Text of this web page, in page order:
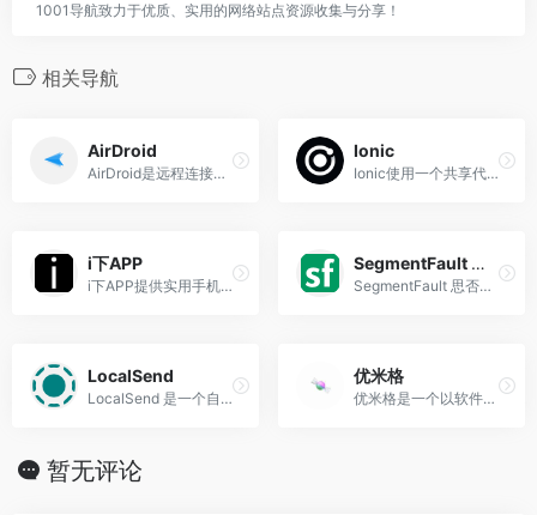
1001导航致力于优质、实用的网络站点资源收集与分享！
相关导航
AirDroid‌
AirDroid是远程连接控制软件，可随时连接管理移动设备，实现电脑完全控制手机/移动设备，通过远程控制、文件传输与管理、投屏等功能，为移动设备的管理提供服务，满足您远程控制和远程管理上的需求。
Ionic
Ionic使用一个共享代码库和开放网络标准构建、保护和交付出色的跨平台移动、网络和桌面应用。唯一完全由开源提供支持的企业级应用平台。
i下APP
i下APP提供实用手机应用APP下载，电脑软件应用分享，免费实用软件应用下载地址分享，分享安卓软件、苹果软件、Windows软件。
SegmentFault 思否
SegmentFault 思否是中国专业...
LocalSend
LocalSend 是一个自由、开源的应用程序，允许你在本地网络上安全地与附近设备共享文件和消息，无需互联网连接。
优米格
优米格是一个以软件资源介绍与分享为主的网站，主要发布Windows、Mac、IOS、安卓平台的各种应用软件、工具、破解资源以及相关介绍文章，如截图录屏工具、图像编辑软件、办公套件、手机 App 破解版版本等。
暂无评论